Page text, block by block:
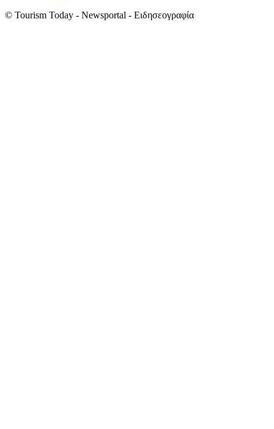
© Tourism Today - Newsportal - Ειδησεογραφία